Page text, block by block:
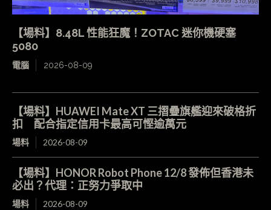
【場料】8.48L 性能狂魔！ZOTAC 迷你機硬塞
5080
電腦 2026-08-09
【場料】HUAWEI Mate XT 三摺疊旗艦迎來破格折
扣 配合指定信用卡最高可慳逾萬元
場料 2026-08-09
【場料】HONOR Robot Phone 12/8 發佈但香港未
必出？代理：正努力爭取中
場料 2026-08-09